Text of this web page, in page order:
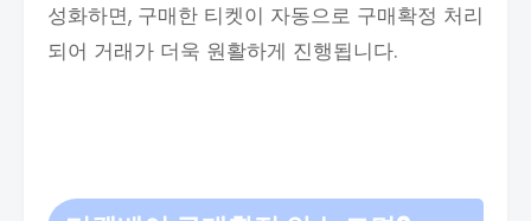
성화하면, 구매한 티켓이 자동으로 구매확정 처리
되어 거래가 더욱 원활하게 진행됩니다.